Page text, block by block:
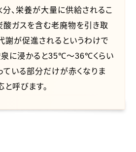
分、栄養が大量に供給されるこ
酸ガスを含む老廃物を引き取
謝が促進されるというわけで
泉に浸かると35℃～36℃くらい
ている部分だけが赤くなりま
と呼びます。